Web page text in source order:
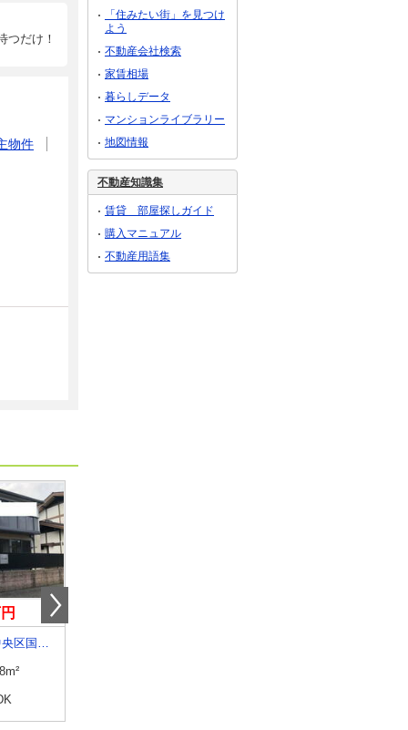
つだけ！
物件
熊本県熊本市中央区国府３丁目
「住みたい街」を見つけ
よう
不動産会社検索
家賃相場
暮らしデータ
マンションライブラリー
地図情報
不動産知識集
賃貸 部屋探しガイド
購入マニュアル
不動産用語集